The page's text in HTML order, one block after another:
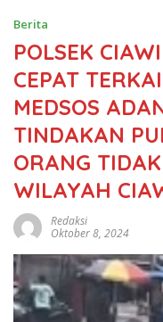
Berita
POLSEK
CEPAT
MEDSOS
TINDAKAN
ORANG
WILAYAH
Redaksi
Oktober 8, 2024